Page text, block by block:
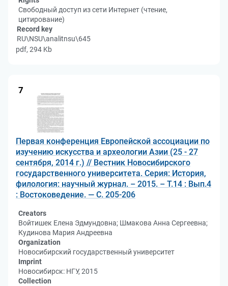
Свободный доступ из сети Интернет (чтение,
цитирование)
Record key
RU\NSU\analitnsu\645
pdf, 294 Kb
7
Первая конференция Европейской ассоциации по
изучению искусства и археологии Азии (25 - 27
сентября, 2014 г.) // Вестник Новосибирского
государственного университета. Серия: История,
филология: научный журнал. – 2015. – Т.14 : Вып.4
: Востоковедение. — С. 205-206
Creators
Войтишек Елена Эдмундовна; Шмакова Анна Сергеевна;
Кудинова Мария Андреевна
Organization
Новосибирский государственный университет
Imprint
Новосибирск: НГУ, 2015
Collection